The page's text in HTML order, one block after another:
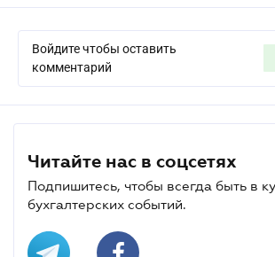
Войдите чтобы оставить
комментарий
Читайте нас в соцсетях
Подпишитесь, чтобы всегда быть в
бухгалтерских событий.